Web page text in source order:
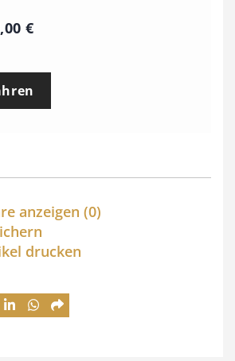
€P
e
p
a
n
n
:
anzeigen (0)
drucken